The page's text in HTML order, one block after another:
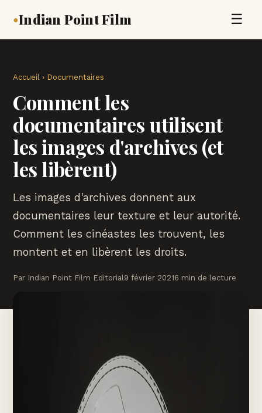
●Indian Point Film ☰
Accueil › Documentaires
Comment les
documentaires utilisent
les images d'archives (et
les libèrent)
Les images d'archives donnent aux
documentaires leur texture et leur autorité.
Comment les cinéastes les trouvent, les
montent et en libèrent les droits.
Par Indian Point Film Editorial9 février 20216 min de lecture